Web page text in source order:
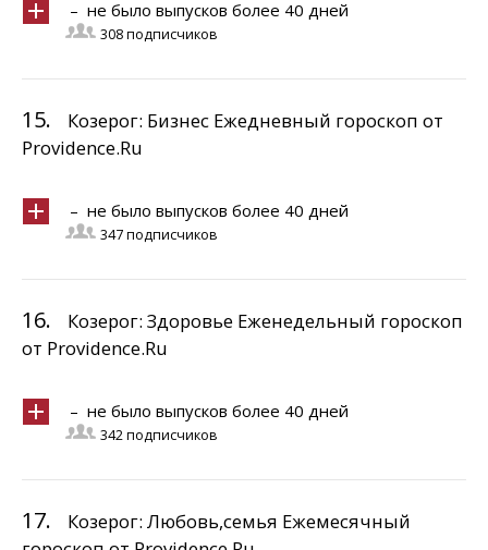
– не было выпусков более 40 дней
308 подписчиков
15.
Козерог: Бизнес Ежедневный гороскоп от
Providence.Ru
– не было выпусков более 40 дней
347 подписчиков
16.
Козерог: Здоровье Еженедельный гороскоп
от Providence.Ru
– не было выпусков более 40 дней
342 подписчиков
17.
Козерог: Любовь,семья Ежемесячный